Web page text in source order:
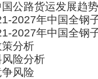
公路货运发展趋
2027年中国全钢
2027年中国全钢
分析
险分析
风险